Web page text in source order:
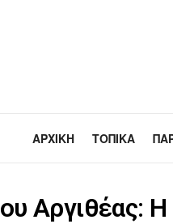
ΑΡΧΙΚΉ ΤΟΠΙΚΆ
Αργιθέας: Η